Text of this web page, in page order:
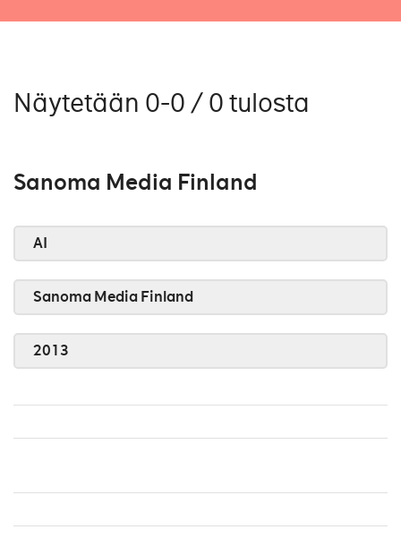
Näytetään 0-0 / 0 tulosta
Sanoma Media Finland
AI
Sanoma Media Finland
2013